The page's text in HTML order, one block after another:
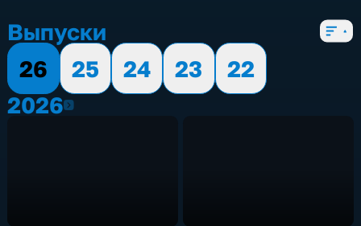
Выпуски
26
25 24 23
22
20262026